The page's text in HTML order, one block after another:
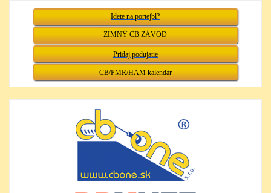
Idete na portejbl?
ZIMNÝ CB ZÁVOD
Pridaj podujatie
CB/PMR/HAM kalendár